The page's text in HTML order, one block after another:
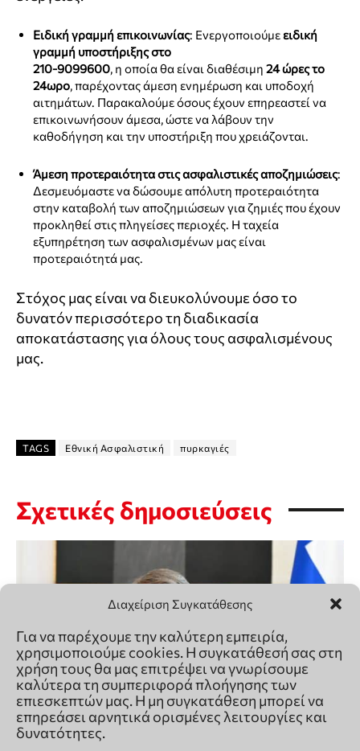
Διαχείριση Συγκατάθεσης
Για να παρέχουμε την καλύτερη εμπειρία,
χρησιμοποιούμε cookies. Η συγκατάθεσή σας στη
χρήση τους θα μας επιτρέψει να γνωρίσουμε
καλύτερα τη συμπεριφορά πλοήγησης των
επιεσκεπτών μας. Η μη συγκατάθεση μπορεί να
επηρεάσει αρνητικά ορισμένες λειτουργίες και
δυνατότητες.